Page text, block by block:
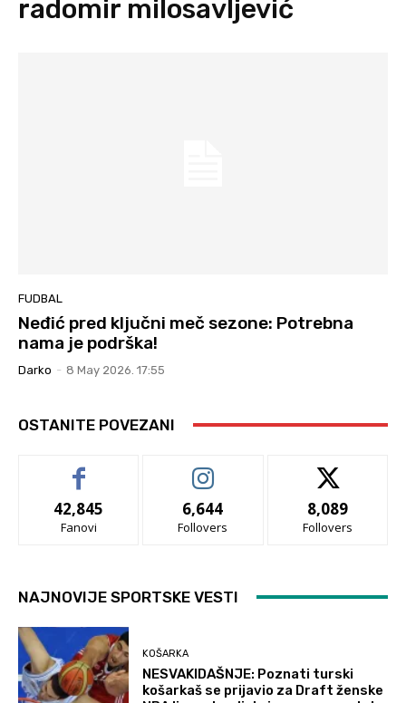
radomir milosavljević
FUDBAL
Neđić pred ključni meč sezone: Potrebna
nama je podrška!
Darko - 8 May 2026. 17:55
OSTANITE POVEZANI
42,845
Fanovi
6,644
Follovers
8,089
Follovers
NAJNOVIJE SPORTSKE VESTI
KOŠARKA
NESVAKIDAŠNJE: Poznati turski
košarkaš se prijavio za Draft ženske